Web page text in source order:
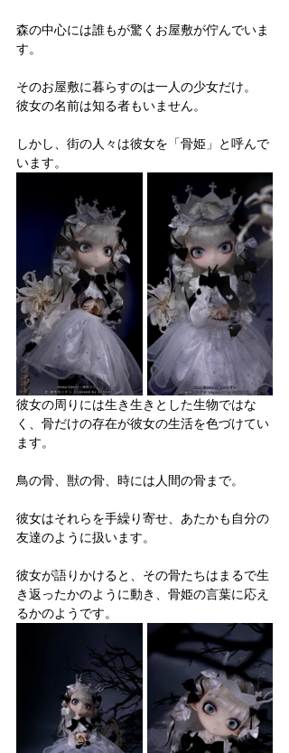
森の中心には誰もが驚くお屋敷が佇んでいま
す。
そのお屋敷に暮らすのは一人の少女だけ。
彼女の名前は知る者もいません。
しかし、街の人々は彼女を「骨姫」と呼んで
います。
彼女の周りには生き生きとした生物ではな
く、骨だけの存在が彼女の生活を色づけてい
ます。
鳥の骨、獣の骨、時には人間の骨まで。
彼女はそれらを手繰り寄せ、あたかも自分の
友達のように扱います。
彼女が語りかけると、その骨たちはまるで生
き返ったかのように動き、骨姫の言葉に応え
るかのようです。